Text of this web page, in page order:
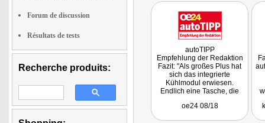
Forum de discussion
Résultats de tests
Recherche produits:
autoTIPP
Empfehlung der Redaktion
Fazit: "Als großes Plus hat
sich das integrierte
Kühlmodul erwiesen.
Endlich eine Tasche, die
auskommt!"
oe24 08/18